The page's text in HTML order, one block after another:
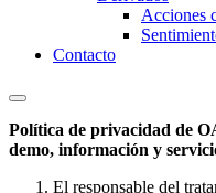
Acciones
Contacto
Política de privacidad de
demo, información y
El responsable del